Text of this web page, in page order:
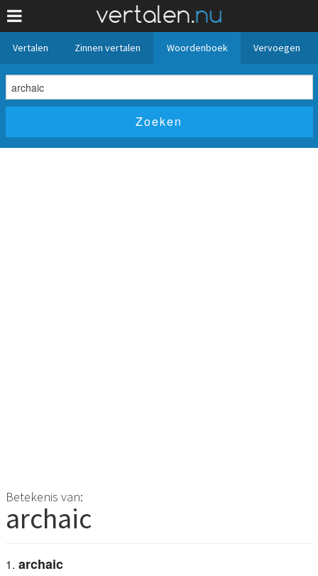
Vertalen Zinnen vertalen Woordenboek Vervoegen
Betekenis van:
archaic
archaic